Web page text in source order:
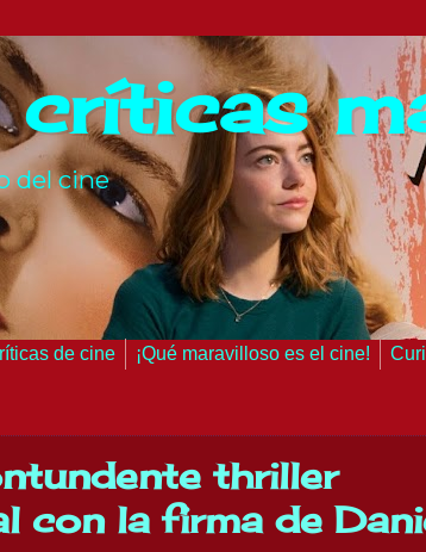
críticas
del cine
de cine ¡Qué maravilloso es el cine!
thriller
con la firma de